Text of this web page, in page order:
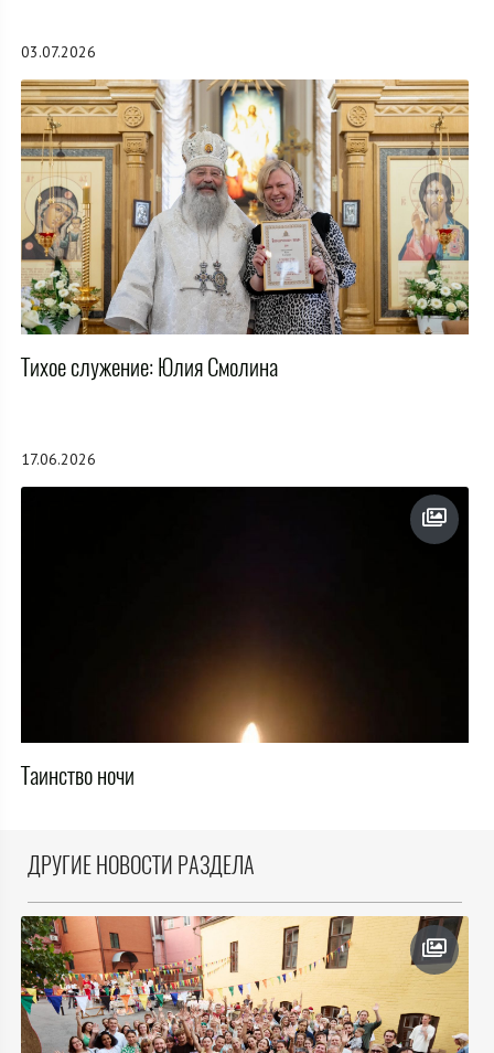
03.07.2026
Тихое служение: Юлия Смолина
17.06.2026
Таинство ночи
ДРУГИЕ НОВОСТИ РАЗДЕЛА